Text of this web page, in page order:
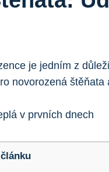
je jedním z
novorozená